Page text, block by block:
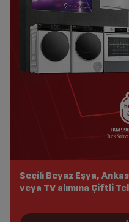
Seçili Beyaz Eşya,
veya TV alımına Çiftli